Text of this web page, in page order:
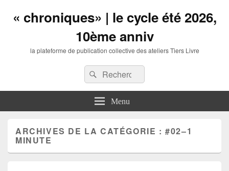
« chroniques» | le cycle été 2026,
10ème anniv
la plateforme de publication collective des ateliers Tiers Livre
Recherche :Recherche
Menu
ARCHIVES DE LA CATÉGORIE :#02–1
MINUTE